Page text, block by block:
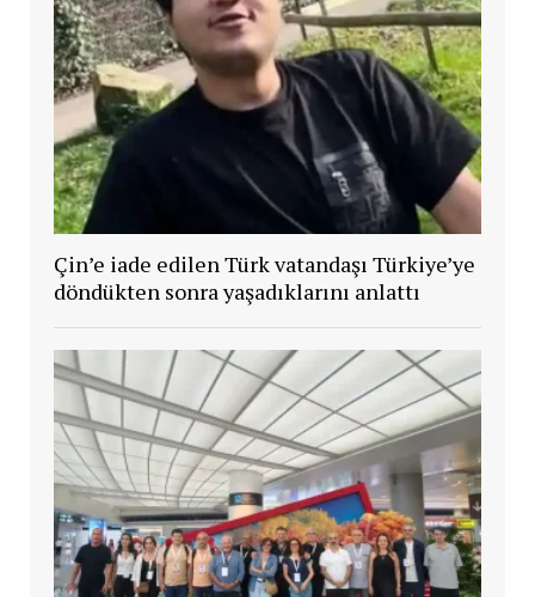
Çin’e iade edilen Türk vatandaşı Türkiye’ye
döndükten sonra yaşadıklarını anlattı